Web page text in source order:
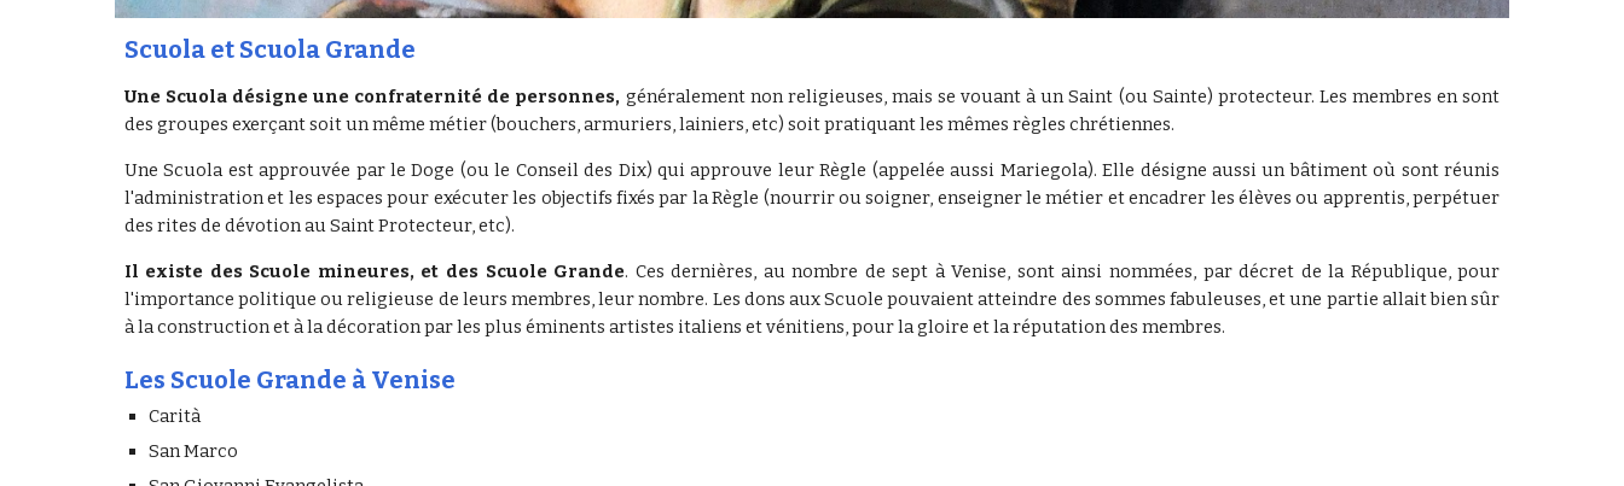
Scuola et Scuola Grande
Une Scuola désigne une confraternité de personnes, généralement non religieuses, mais se vouant à un Saint (ou Sainte) protecteur. Les membres en sont
des groupes exerçant soit un même métier (bouchers, armuriers, lainiers, etc) soit pratiquant les mêmes règles chrétiennes.
Une Scuola est approuvée par le Doge (ou le Conseil des Dix) qui approuve leur Règle (appelée aussi Mariegola). Elle désigne aussi un bâtiment où sont réunis
l'administration et les espaces pour exécuter les objectifs fixés par la Règle (nourrir ou soigner, enseigner le métier et encadrer les élèves ou apprentis, perpétuer
des rites de dévotion au Saint Protecteur, etc).
Il existe des Scuole mineures, et des Scuole Grande. Ces dernières, au nombre de sept à Venise, sont ainsi nommées, par décret de la République, pour
l'importance politique ou religieuse de leurs membres, leur nombre. Les dons aux Scuole pouvaient atteindre des sommes fabuleuses, et une partie allait bien sûr
à la construction et à la décoration par les plus éminents artistes italiens et vénitiens, pour la gloire et la réputation des membres.
Les Scuole Grande à Venise
Carità
San Marco